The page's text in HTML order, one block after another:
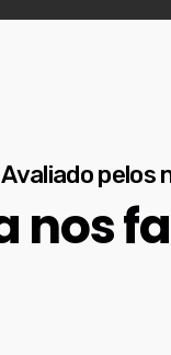
Avaliado pelos
nos